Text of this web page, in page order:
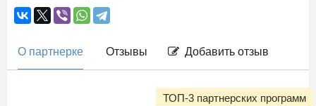
О партнерке Отзывы Добавить отзыв
ТОП-3 партнерских программ